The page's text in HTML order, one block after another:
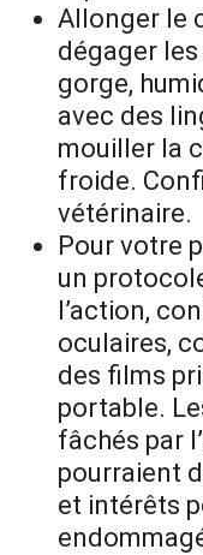
Allonger le
dégager
gorge,
avec des
mouiller la
froide.
vétérinaire.
Pour votre
un
l’action,
oculaires,
des films
portable.
fâchés par
pourraient
et intérêts